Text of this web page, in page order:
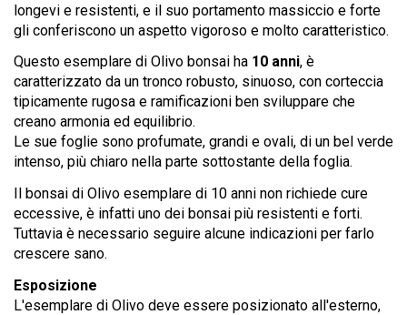
longevi e resistenti, e il suo portamento massiccio e forte
gli conferiscono un aspetto vigoroso e molto caratteristico.
Questo esemplare di Olivo bonsai ha 10 anni, è
caratterizzato da un tronco robusto, sinuoso, con corteccia
tipicamente rugosa e ramificazioni ben sviluppare che
creano armonia ed equilibrio.
Le sue foglie sono profumate, grandi e ovali, di un bel verde
intenso, più chiaro nella parte sottostante della foglia.
Il bonsai di Olivo esemplare di 10 anni non richiede cure
eccessive, è infatti uno dei bonsai più resistenti e forti.
Tuttavia è necessario seguire alcune indicazioni per farlo
crescere sano.
Esposizione
L'esemplare di Olivo deve essere posizionato all'esterno,